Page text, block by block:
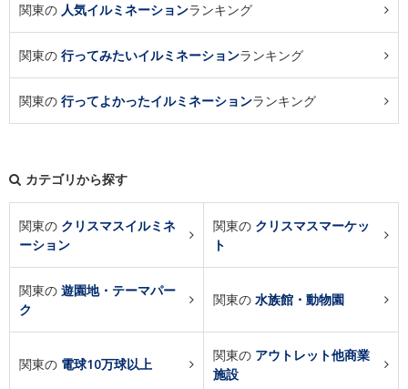
関東の 人気イルミネーションランキング
関東の 行ってみたいイルミネーションランキング
関東の 行ってよかったイルミネーションランキング
カテゴリから探す
関東の クリスマスイルミネ
ーション
関東の クリスマスマーケッ
ト
関東の 遊園地・テーマパー
ク
関東の 水族館・動物園
関東の 電球10万球以上
関東の アウトレット他商業
施設